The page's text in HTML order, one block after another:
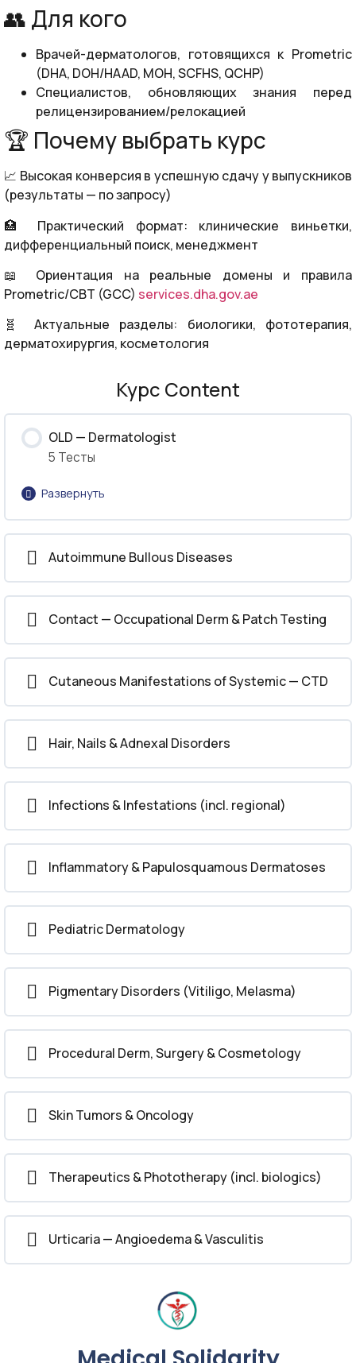
👥 Для кого
Врачей-дерматологов, готовящихся к Prometric
(DHA, DOH/HAAD, MOH, SCFHS, QCHP)
Специалистов, обновляющих знания перед
релицензированием/релокацией
🏆 Почему выбрать курс
📈 Высокая конверсия в успешную сдачу у выпускников
(результаты — по запросу)
🏥 Практический формат: клинические виньетки,
дифференциальный поиск, менеджмент
📖 Ориентация на реальные домены и правила
Prometric/CBT (GCC) services.dha.gov.ae
🧬 Актуальные разделы: биологики, фототерапия,
дерматохирургия, косметология
Курс Content
OLD — Dermatologist
5 Тесты
Развернуть
Урок Content
Dermatologist MCQs Part 1
Dermatologist MCQs Part 2
Dermatologist MCQs Part 3
Dermatologist MCQs Part 4
Dermatologist MCQs Part 5
Autoimmune Bullous Diseases
Contact — Occupational Derm & Patch Testing
Cutaneous Manifestations of Systemic — CTD
Hair, Nails & Adnexal Disorders
Infections & Infestations (incl. regional)
Inflammatory & Papulosquamous Dermatoses
Pediatric Dermatology
Pigmentary Disorders (Vitiligo, Melasma)
Procedural Derm, Surgery & Cosmetology
Skin Tumors & Oncology
Therapeutics & Phototherapy (incl. biologics)
Urticaria — Angioedema & Vasculitis